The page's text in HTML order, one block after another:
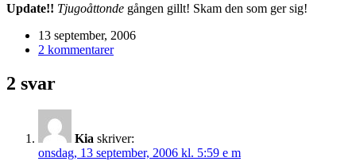
Update!! Tjugoåttonde gången gillt! Skam den som ger sig!
13 september, 2006
2 kommentarer
2 svar
Kia skriver:
onsdag, 13 september, 2006 kl. 5:59 e m